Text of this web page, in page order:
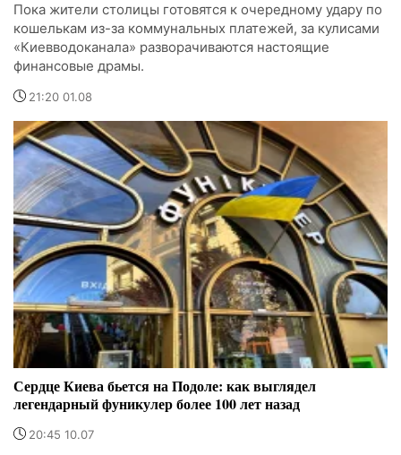
Пока жители столицы готовятся к очередному удару по
кошелькам из-за коммунальных платежей, за кулисами
«Киевводоканала» разворачиваются настоящие
финансовые драмы.
21:20 01.08
Сердце Киева бьется на Подоле: как выглядел
легендарный фуникулер более 100 лет назад
20:45 10.07